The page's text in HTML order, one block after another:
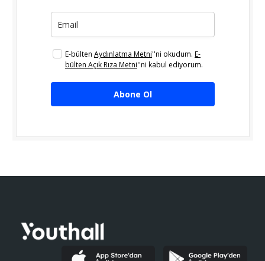
E-bülten Aydınlatma Metni''ni okudum. E-
bülten Açık Rıza Metni''ni kabul ediyorum.
Abone Ol